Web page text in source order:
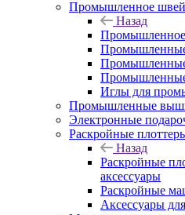
Промышленное
Назад
Промышленное
Иглы для
Промышленные
Электронные
Раскройные
Назад
Раскройные
аксессуары
Раскройные
Аксессуары